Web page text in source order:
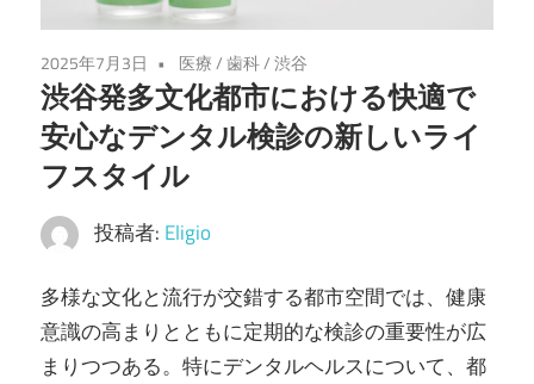
を
渋
谷
で
体
験
し
よ
う！
2025年7月3日 医療/歯科/渋谷
渋谷発多文化都市における快適で
安心なデンタル検診の新しいライ
フスタイル
投稿者: Eligio
多様な文化と流行が交錯する都市空間では、健康
意識の高まりとともに定期的な検診の重要性が広
まりつつある。 特にデンタルヘルスについて、都